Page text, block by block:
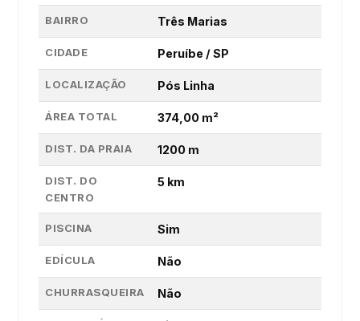
BAIRRO Três Marias
CIDADE Peruíbe / SP
LOCALIZAÇÃO Pós Linha
ÁREA TOTAL 374,00 m²
DIST. DA PRAIA 1200 m
DIST. DO
CENTRO
5 km
PISCINA Sim
EDÍCULA Não
CHURRASQUEIRA Não